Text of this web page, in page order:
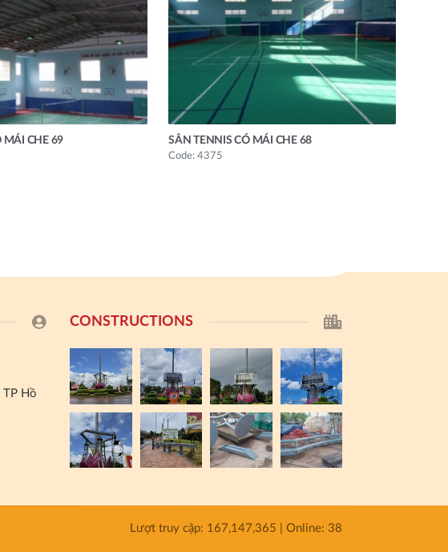
MÁI CHE 69 SÂN TENNIS CÓ MÁI CHE 68
Code: 4375
Hồ
CONSTRUCTIONS
Lượt truy cập: 167,147,365 | Online: 38